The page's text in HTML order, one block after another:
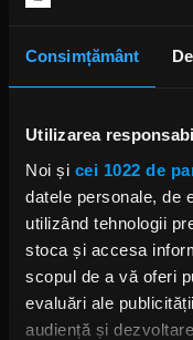
Consimțământ
Utilizarea
Noi și cei 1022 de
datele personale, de
utilizând tehnologii
stoca și accesa
scopul de a vă oferi
evaluări ale
audiență și